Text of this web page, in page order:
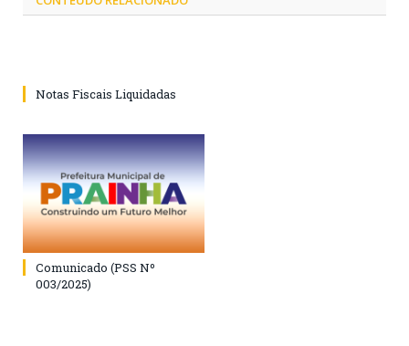
Notas Fiscais Liquidadas
Comunicado (PSS Nº
003/2025)